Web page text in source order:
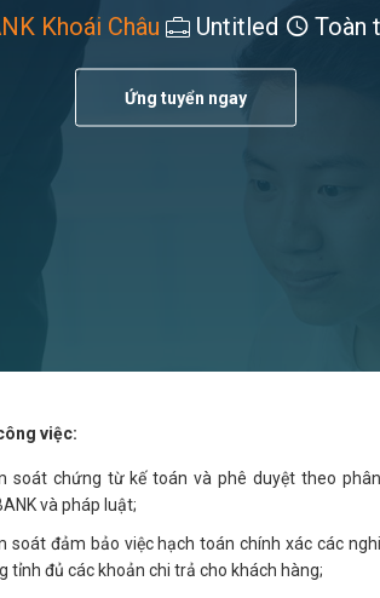
Khoái Châu Untitled Toàn
Ứng tuyển ngay
việc:
soát chứng từ kế toán và phê duyệt theo
và pháp luật;
soát đảm bảo việc hạch toán chính xác các
tỉnh đủ các khoản chi trả cho khách hàng;